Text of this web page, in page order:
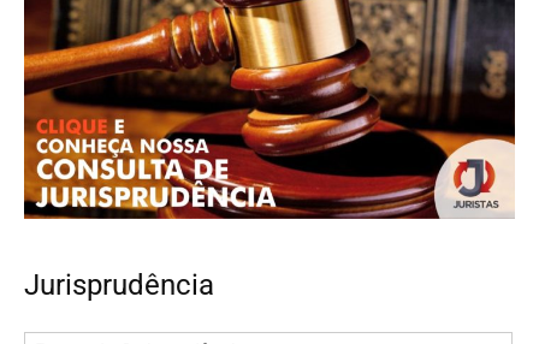
Jurisprudência